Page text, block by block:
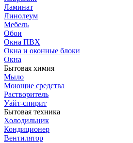
Ламинат
Линолеум
Мебель
Обои
Окна ПВХ
Окна и оконные блоки
Окна
Бытовая химия
Мыло
Моющие средства
Растворитель
Уайт-спирит
Бытовая техника
Холодильник
Кондиционер
Вентилятор